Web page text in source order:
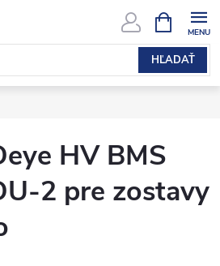
HĽADAŤ
KOŠÍK
HV BMS
2 pre zostavy